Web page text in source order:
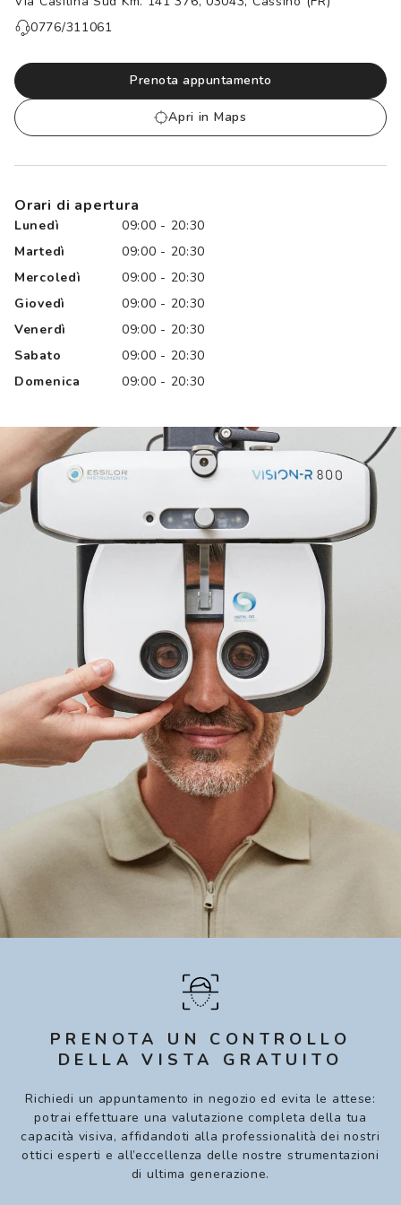
Prenota un test della vista gratuito
Controllo visivo
Carta fedeltà
0776/311061
Prenota appuntamento
Apri in Maps
Orari di apertura
Lunedì
09:00 - 20:30
Martedì
09:00 - 20:30
Mercoledì
09:00 - 20:30
Giovedì
09:00 - 20:30
Venerdì
09:00 - 20:30
Sabato
09:00 - 20:30
Domenica
09:00 - 20:30
PRENOTA UN CONTROLLO
DELLA VISTA GRATUITO
Richiedi un appuntamento in negozio ed evita le attese:
potrai effettuare una valutazione completa della tua
capacità visiva, affidandoti alla professionalità dei nostri
ottici esperti e all’eccellenza delle nostre strumentazioni
di ultima generazione.